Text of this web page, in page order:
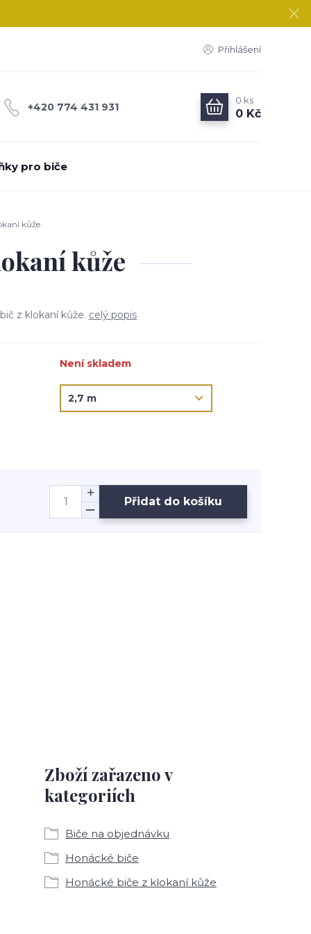
Přihlášení
+420 774 431 931
0 ks
0 Kč
pro biče
kůže
kůže
z klokaní kůže. celý popis
Není skladem
Přidat do košíku
Zboží zařazeno v
kategoriích
Biče na objednávku
Honácké biče
Honácké biče z klokaní kůže